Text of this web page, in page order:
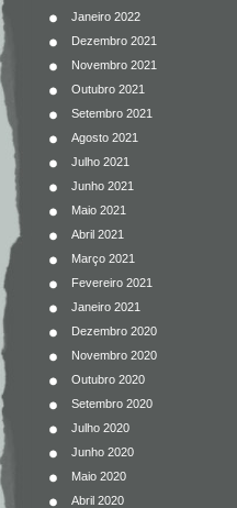
Janeiro 2022
Dezembro 2021
Novembro 2021
Outubro 2021
Setembro 2021
Agosto 2021
Julho 2021
Junho 2021
Maio 2021
Abril 2021
Março 2021
Fevereiro 2021
Janeiro 2021
Dezembro 2020
Novembro 2020
Outubro 2020
Setembro 2020
Julho 2020
Junho 2020
Maio 2020
Abril 2020